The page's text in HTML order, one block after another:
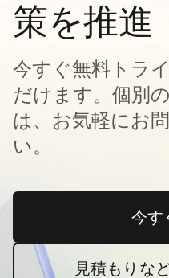
策を推進
今すぐ無料トラ
だけます。個別
は、お気軽にお
い。
今す
見積もりな